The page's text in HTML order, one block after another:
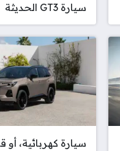
سيارة GT3 الحديثة
سيارة كهربائية، أو